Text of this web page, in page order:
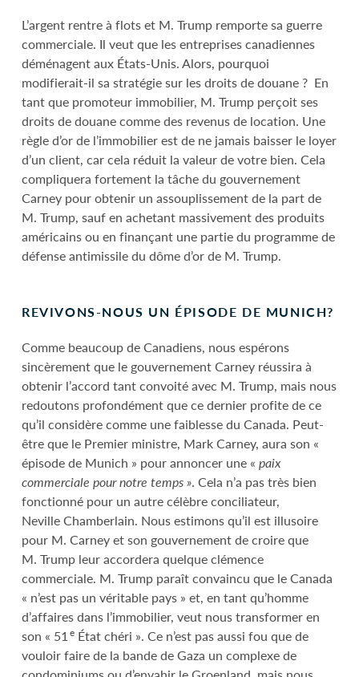
L’argent rentre à flots et M. Trump remporte sa guerre
commerciale. Il veut que les entreprises canadiennes
déménagent aux États-Unis. Alors, pourquoi
modifierait-il sa stratégie sur les droits de douane ? En
tant que promoteur immobilier, M. Trump perçoit ses
droits de douane comme des revenus de location. Une
règle d’or de l’immobilier est de ne jamais baisser le loyer
d’un client, car cela réduit la valeur de votre bien. Cela
compliquera fortement la tâche du gouvernement
Carney pour obtenir un assouplissement de la part de
M. Trump, sauf en achetant massivement des produits
américains ou en finançant une partie du programme de
défense antimissile du dôme d’or de M. Trump.
REVIVONS-NOUS UN ÉPISODE DE MUNICH?
Comme beaucoup de Canadiens, nous espérons
sincèrement que le gouvernement Carney réussira à
obtenir l’accord tant convoité avec M. Trump, mais nous
redoutons profondément que ce dernier profite de ce
qu’il considère comme une faiblesse du Canada. Peut-
être que le Premier ministre, Mark Carney, aura son «
épisode de Munich » pour annoncer une « paix
commerciale pour notre temps ». Cela n’a pas très bien
fonctionné pour un autre célèbre conciliateur,
Neville Chamberlain. Nous estimons qu’il est illusoire
pour M. Carney et son gouvernement de croire que
M. Trump leur accordera quelque clémence
commerciale. M. Trump paraît convaincu que le Canada
« n’est pas un véritable pays » et, en tant qu’homme
d’affaires dans l’immobilier, veut nous transformer en
son « 51e État chéri ». Ce n’est pas aussi fou que de
vouloir faire de la bande de Gaza un complexe de